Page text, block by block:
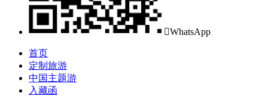
WhatsApp
首页
定制旅游
中国主题游
入藏函